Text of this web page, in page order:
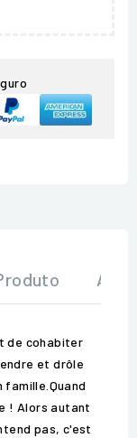
de cohabiter
et drôle
! Alors autant
pas, c'est